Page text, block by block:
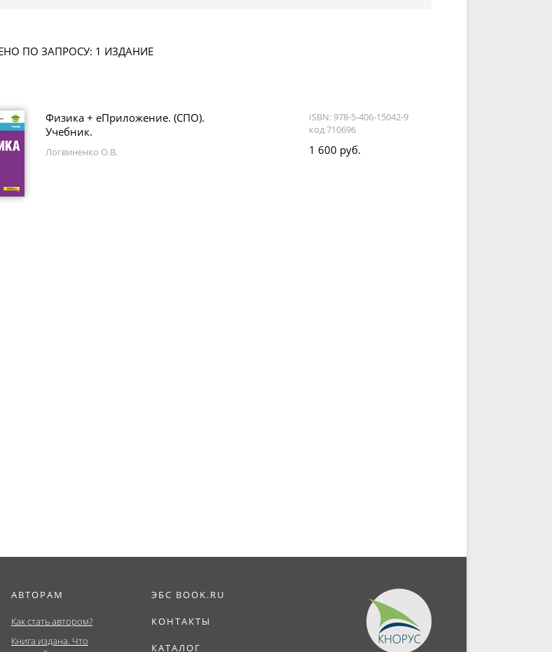
ПО ЗАПРОСУ: 1 ИЗДАНИЕ
Физика + еПриложение. (СПО).
Учебник.
Логвиненко О.В.
ISBN: 978-5-406-15042-9
код 710696
1 600 руб.
АВТОРАМ
Как стать автором?
Книга издана. Что
ЭБС BOOK.RU
КОНТАКТЫ
КАТАЛОГ